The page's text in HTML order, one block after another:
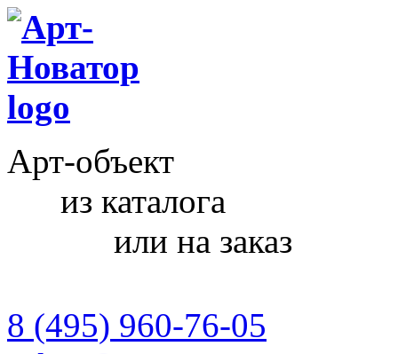
Арт-объект
из каталога
или на заказ
8 (495) 960-76-05